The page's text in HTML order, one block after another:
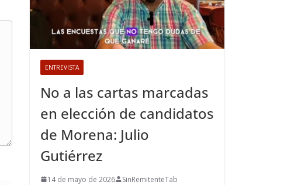
ENTREVISTA
No a las cartas marcadas
en elección de candidatos
de Morena: Julio
Gutiérrez
14 de mayo de 2026
SinRemitenteTab